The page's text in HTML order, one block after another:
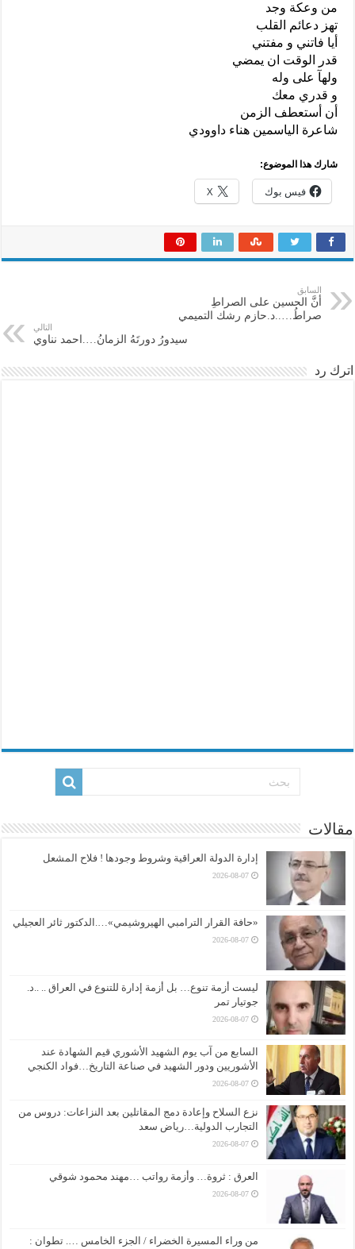
من وعكة وجد
تهز دعائم القلب
أيا فاتني و مفتني
قدر الوقت ان يمضي
ولهآ على وله
و قدري معك
أن أستعطف الزمن
شاعرة الياسمين هناء داوودي
شارك هذا الموضوع:
فيس بوك X
السابق
أنَّ الحسين على الصراطِ
صراطُ…..د.حازم رشك التميمي
التالي
سيدورُ دورتَهُ الزمانُ….احمد نناوي
اترك رد
مقالات
إدارة الدولة العراقية وشروط وجودها ! فلاح المشعل
2026-08-07
«حافة القرار الترامبي الهيروشيمي»….الدكتور ثائر العجيلي
2026-08-07
ليست أزمة تنوع… بل أزمة إدارة للتنوع في العراق .. ..د.
جوتيار تمر
2026-08-07
السابع من آب يوم الشهيد الأشوري قيم الشهادة عند
الأشوريين ودور الشهيد في صناعة التاريخ…فواد الكنجي
2026-08-07
نزع السلاح وإعادة دمج المقاتلين بعد النزاعات: دروس من
التجارب الدولية…رياض سعد
2026-08-07
العرق : ثروة… وأزمة رواتب …مهند محمود شوقي
2026-08-07
من وراء المسيرة الخضراء / الجزء الخامس …. تطوان :